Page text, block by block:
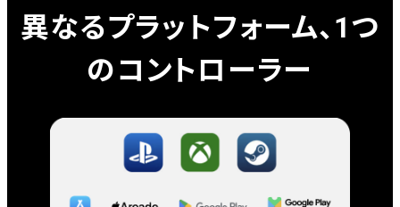
異なるプラットフォーム、1つ
のコントローラー